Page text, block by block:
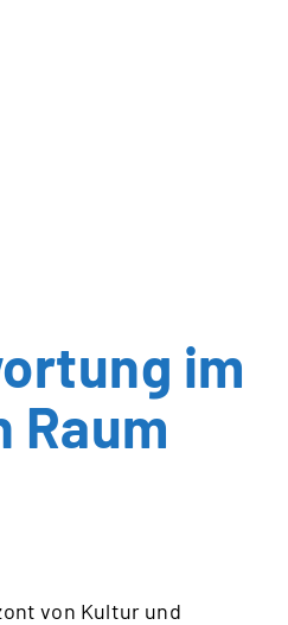
im
Raum
von Kultur und